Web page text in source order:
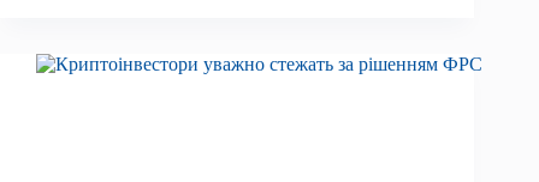
покупок